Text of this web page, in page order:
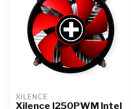
XILENCE
Xilence I250PWM Intel